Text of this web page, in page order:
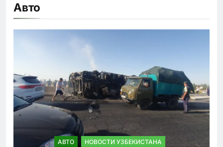
Авто
АВТО НОВОСТИ УЗБЕКИСТАНА